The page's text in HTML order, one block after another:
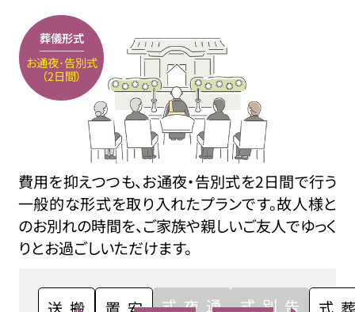
葬儀形式
お通夜･告別式
（2日間）
費用を抑えつつも、お通夜・告別式を2日間で行う
一般的な形式を取り入れたプランです。故人様と
のお別れの時間を、ご家族や親しいご友人でゆっく
りとお過ごしいただけます。
搬送 安置 通夜式 告別式 火葬式